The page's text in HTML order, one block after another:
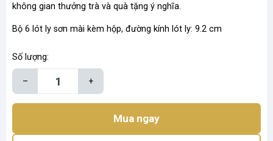
không gian thưởng trà và quà tặng ý nghĩa.
Bộ 6 lót ly sơn mài kèm hộp, đường kính lót ly: 9.2 cm
Số lượng:
– +
Mua ngay